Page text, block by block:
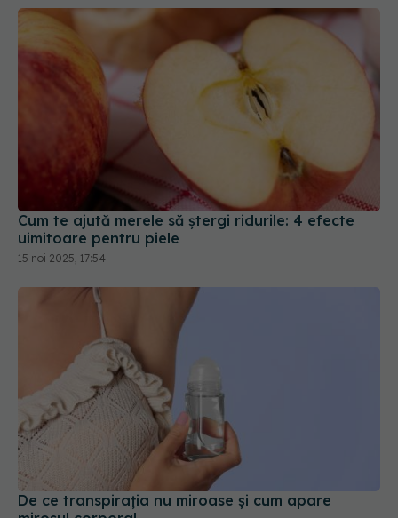
Cum te ajută merele să ștergi ridurile: 4 efecte
uimitoare pentru piele
15 noi 2025, 17:54
De ce transpirația nu miroase și cum apare
mirosul corporal
20 dec 2025, 10:00